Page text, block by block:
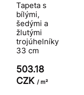
Tapeta s
bílými,
šedými a
žlutými
trojúhelníky
33 cm
503.18
CZK / m²